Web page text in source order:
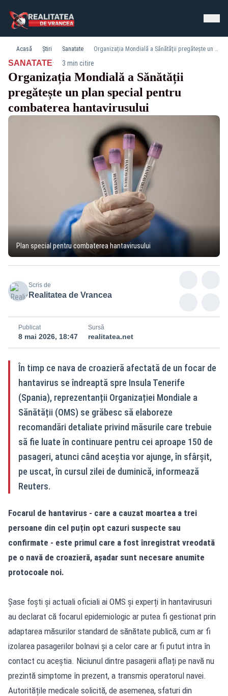
Acasă Știri Sanatate Organizația Mondială a Sănătății pregătește un plan special pentru combaterea hantavirusului
SANATATE· 3 min citire
Organizația Mondială a Sănătății
pregătește un plan special pentru
combaterea hantavirusului
Plan special pentru combaterea hantavirusului
Scris de
Realitatea de Vrancea
Publicat
8 mai 2026, 18:47
Sursă
realitatea.net
În timp ce nava de croazieră afectată de un focar de
hantavirus se îndreaptă spre Insula Tenerife
(Spania), reprezentanții Organizației Mondiale a
Sănătății (OMS) se grăbesc să elaboreze
recomandări detaliate privind măsurile care trebuie
să fie luate în continuare pentru cei aproape 150 de
pasageri, atunci când aceștia vor ajunge, în sfârșit,
pe uscat, în cursul zilei de duminică, informează
Reuters.
Focarul de hantavirus - care a cauzat moartea a trei
persoane din cel puțin opt cazuri suspecte sau
confirmate - este primul care a fost înregistrat vreodată
pe o navă de croazieră, așadar sunt necesare anumite
protocoale noi.
Șase foști și actuali oficiali ai OMS și experți în hantavirusuri
au declarat că focarul epidemiologic ar putea fi gestionat prin
adaptarea măsurilor standard de sănătate publică, cum ar fi
izolarea pasagerilor bolnavi și a celor care ar fi putut intra în
contact cu aceștia. Niciunul dintre pasagerii aflați pe navă nu
prezintă simptome în prezent, a transmis operatorul navei.
Autoritățile medicale solicită, de asemenea, sfaturi din